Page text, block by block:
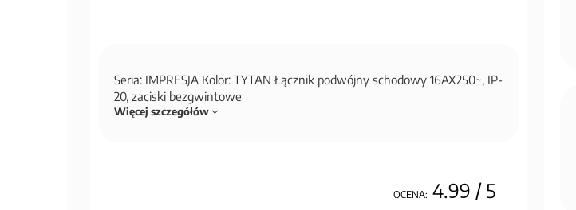
Seria: IMPRESJA Kolor: TYTAN Łącznik podwójny schodowy 16AX250~, IP-
20, zaciski bezgwintowe
Więcej szczegółów
OCENA: 4.99 / 5